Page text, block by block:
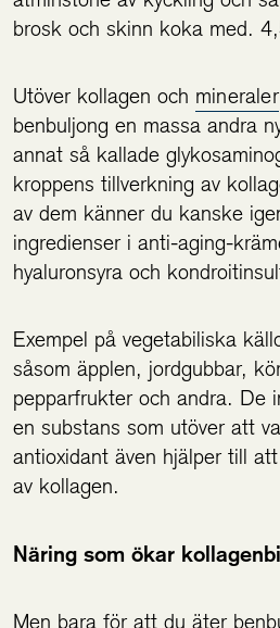
brosk och skinn koka med.
Utöver kollagen och mineraler
benbuljong en massa andra
annat så kallade
kroppens tillverkning av
av dem känner du kanske
ingredienser i anti-aging-
hyaluronsyra och
Exempel på vegetabiliska
såsom äpplen, jordgubbar,
pepparfrukter och andra. De
en substans som utöver att
antioxidant även hjälper till
av kollagen.
Näring som ökar
Men bara för att du äter